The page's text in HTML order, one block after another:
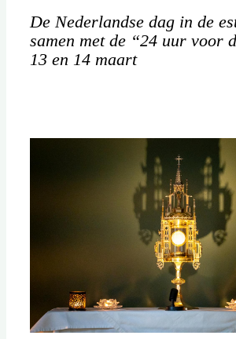
De Nederlandse dag in de
samen met de “24 uur voor
13 en 14 maart